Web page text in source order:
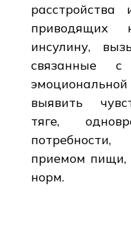
приводящих
инсулину,
связанные
выявить
тяге,
приемом пищи,
норм.